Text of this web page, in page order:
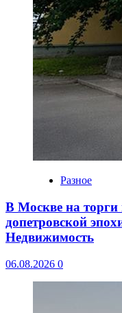
Разное
В Москве на
допетровской
Недвижимость
06.08.2026 0